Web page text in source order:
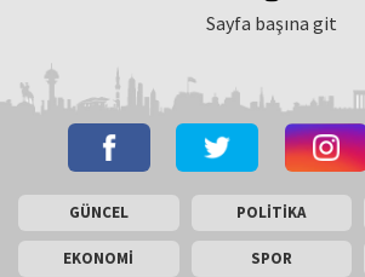
Sayfa başına git
GÜNCEL POLİTİKA
EKONOMİ SPOR